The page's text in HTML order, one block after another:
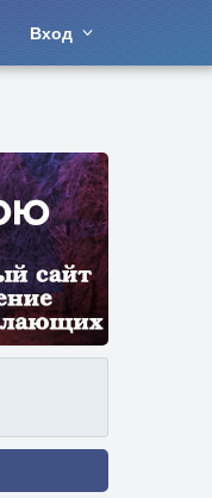
Вход